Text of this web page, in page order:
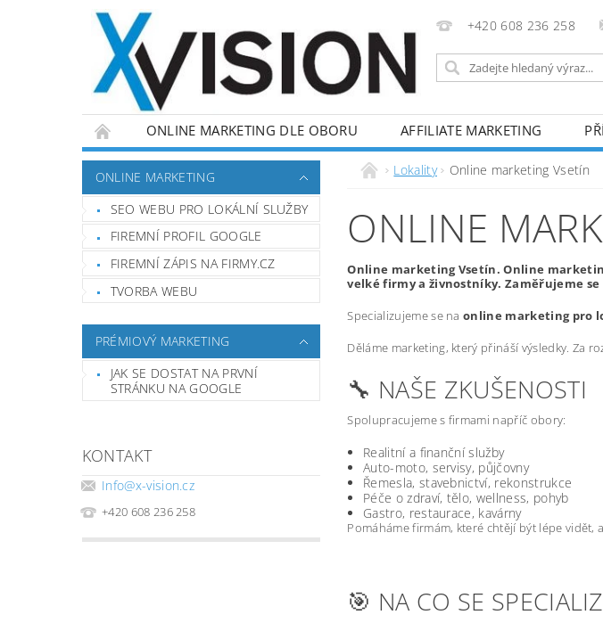
+420 608 236 258
ONLINE MARKETING DLE OBORU AFFILIATE MARKETING
ONLINE MARKETING
SEO WEBU PRO LOKÁLNÍ SLUŽBY
FIREMNÍ PROFIL GOOGLE
FIREMNÍ ZÁPIS NA FIRMY.CZ
TVORBA WEBU
PRÉMIOVÝ MARKETING
JAK SE DOSTAT NA PRVNÍ
STRÁNKU NA GOOGLE
KONTAKT
Info@x-vision.cz
+420 608 236 258
Lokality Online marketing Vsetín
ONLINE
Online marketing Vsetín. Online
velké firmy a živnostníky. Zaměřujeme
Specializujeme se naonline marketing pro
Děláme marketing, který přináší výsledky. Za
🔧 NAŠE ZKUŠENOSTI
Spolupracujeme s firmami napříč obory:
Realitní a finanční služby
Auto-moto, servisy, půjčovny
Řemesla, stavebnictví, rekonstrukce
Péče o zdraví, tělo, wellness, pohyb
Gastro, restaurace, kavárny
Pomáháme firmám, které chtějí být lépe
🎯 NA CO SE